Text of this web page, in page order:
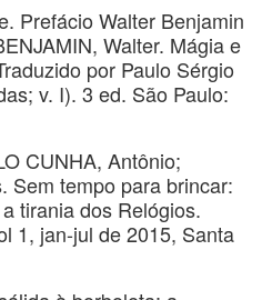
Prefácio Walter Benjamin
Walter. Mágia e
por Paulo Sérgio
v. I). 3 ed. São Paulo:
CUNHA, Antônio;
Sem tempo para brincar:
tirania dos Relógios.
1, jan-jul de 2015, Santa